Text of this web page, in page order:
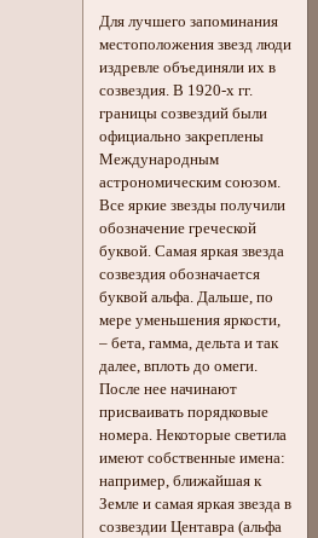
Для лучшего запоминания
местоположения звезд люди
издревле объединяли их в
созвездия. В 1920-х гг.
границы созвездий были
официально закреплены
Международным
астрономическим союзом.
Все яркие звезды получили
обозначение греческой
буквой. Самая яркая звезда
созвездия обозначается
буквой альфа. Дальше, по
мере уменьшения яркости,
– бета, гамма, дельта и так
далее, вплоть до омеги.
После нее начинают
присваивать порядковые
номера. Некоторые светила
имеют собственные имена:
например, ближайшая к
Земле и самая яркая звезда в
созвездии Центавра (альфа